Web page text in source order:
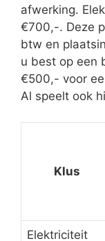
afwerking.
€700,-. Deze
btw en
u best op een
€500,- voor
Al speelt ook
Klus
Elektriciteit